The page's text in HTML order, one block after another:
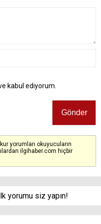
kabul ediyorum.
yorumları okuyucuların
ilgihaber.com hiçbir
yorumu siz yapın!